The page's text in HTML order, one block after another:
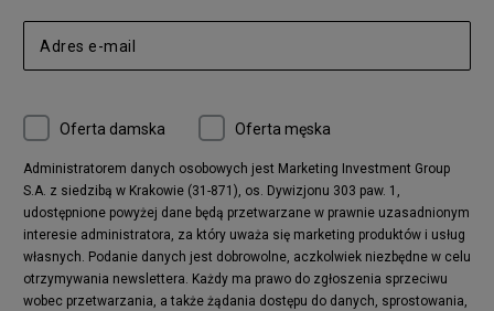
Oferta damska Oferta męska
Administratorem danych osobowych jest Marketing Investment Group
S.A. z siedzibą w Krakowie (31-871), os. Dywizjonu 303 paw. 1,
udostępnione powyżej dane będą przetwarzane w prawnie uzasadnionym
interesie administratora, za który uważa się marketing produktów i usług
własnych. Podanie danych jest dobrowolne, aczkolwiek niezbędne w celu
otrzymywania newslettera. Każdy ma prawo do zgłoszenia sprzeciwu
wobec przetwarzania, a także żądania dostępu do danych, sprostowania,